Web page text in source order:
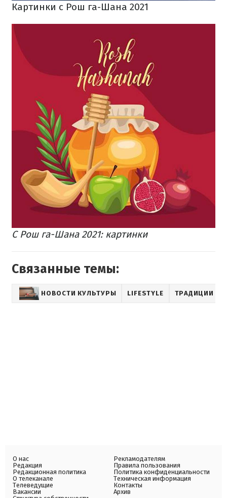
Картинки с Рош га-Шана 2021​
С Рош га-Шана 2021: картинки
Связанные темы:
НОВОСТИ КУЛЬТУРЫ LIFESTYLE ТРАДИЦИИ
О нас
Редакция
Редакционная политика
О телеканале
Телеведущие
Вакансии
Рекламодателям
Правила пользования
Политика конфиденциальности
Техническая информация
Контакты
Архив